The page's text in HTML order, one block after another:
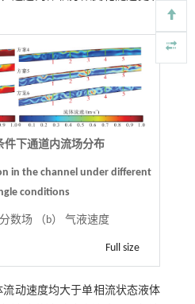
件下通道内流场分布
in the channel under different
conditions
数场 （b） 气液速度
Full size
动速度均大于单相流状态液体